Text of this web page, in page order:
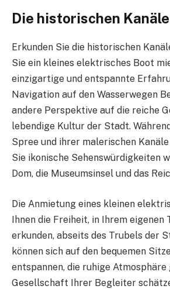
Die historischen
Erkunden Sie die historischen
Sie ein kleines elektrisches Boot
einzigartige und entspannte
Navigation auf den Wasserwegen
andere Perspektive auf die reiche
lebendige Kultur der Stadt.
Spree und ihrer malerischen
Sie ikonische Sehenswürdigkeiten
Dom, die Museumsinsel und das
Die Anmietung eines kleinen
Ihnen die Freiheit, in Ihrem eigenen
erkunden, abseits des Trubels der
können sich auf den bequemen
entspannen, die ruhige Atmosphäre
Gesellschaft Ihrer Begleiter